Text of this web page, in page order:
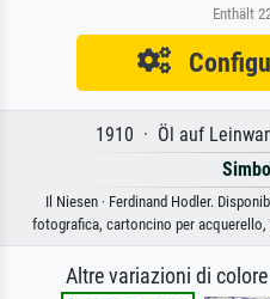
Enthält
1910 · Öl auf
Il Niesen · Ferdinand Hodler.
fotografica, cartoncino per
Altre variazioni di